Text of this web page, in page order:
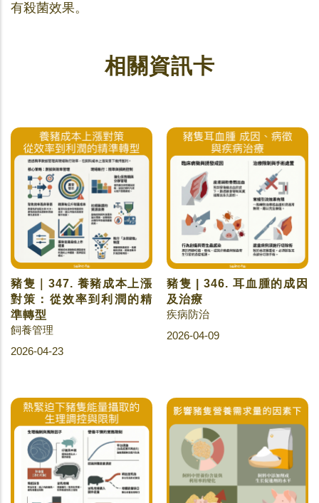
有殺菌效果。
相關資訊卡
豬隻｜347. 養豬成本上漲
對策：從效率到利潤的精
準轉型
飼養管理
2026-04-23
豬隻 | 346. 耳血腫的成因
及治療
疾病防治
2026-04-09